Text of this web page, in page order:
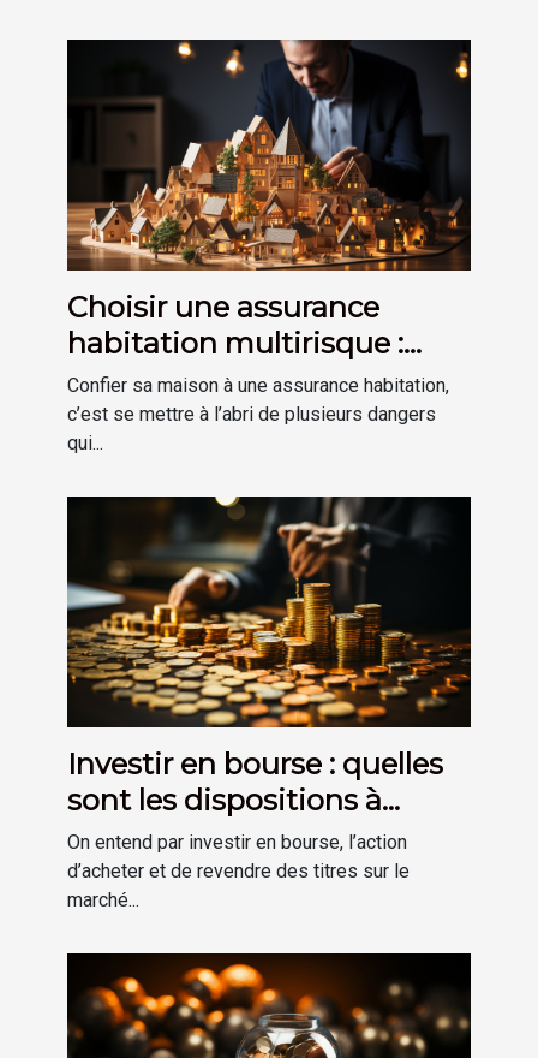
Choisir une assurance
habitation multirisque :
comment s'y prendre
facilement ?
Confier sa maison à une assurance habitation,
c’est se mettre à l’abri de plusieurs dangers
qui...
Investir en bourse : quelles
sont les dispositions à
prendre ?
On entend par investir en bourse, l’action
d’acheter et de revendre des titres sur le
marché...